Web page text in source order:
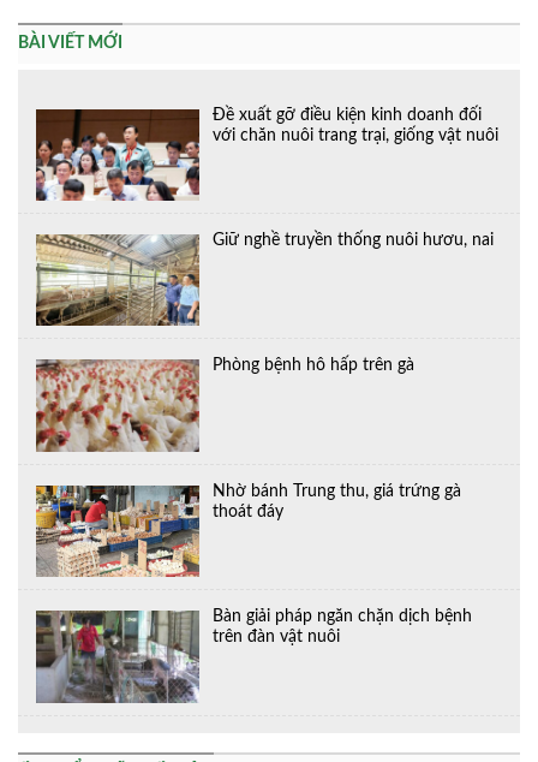
BÀI VIẾT MỚI
Đề xuất gỡ điều kiện kinh doanh đối
với chăn nuôi trang trại, giống vật nuôi
Giữ nghề truyền thống nuôi hươu, nai
Phòng bệnh hô hấp trên gà
Nhờ bánh Trung thu, giá trứng gà
thoát đáy
Bàn giải pháp ngăn chặn dịch bệnh
trên đàn vật nuôi